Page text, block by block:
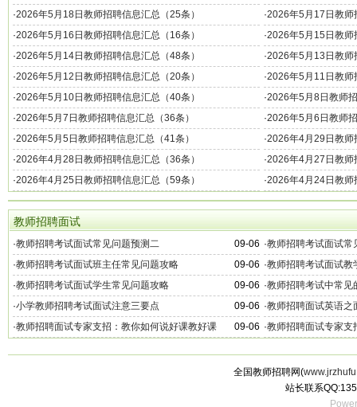
·2026年5月18日教师招聘信息汇总（25条） ·2026年5月17日教师
·2026年5月16日教师招聘信息汇总（16条） ·2026年5月15日教师
·2026年5月14日教师招聘信息汇总（48条） ·2026年5月13日教师
·2026年5月12日教师招聘信息汇总（20条） ·2026年5月11日教师
·2026年5月10日教师招聘信息汇总（40条） ·2026年5月8日教师
·2026年5月7日教师招聘信息汇总（36条） ·2026年5月6日教师
·2026年5月5日教师招聘信息汇总（41条） ·2026年4月29日教师
·2026年4月28日教师招聘信息汇总（36条） ·2026年4月27日教师
·2026年4月25日教师招聘信息汇总（59条） ·2026年4月24日教师
教师招聘面试
09-06
·教师招聘考试面试常见问题预测二 ·教师招聘考试面试常
09-06
·教师招聘考试面试班主任常见问题攻略 ·教师招聘考试面试教
09-06
·教师招聘考试面试学生常见问题攻略 ·教师招聘考试中常见
09-06
·小学教师招聘考试面试注意三要点 ·教师招聘面试英语之
09-06
·教师招聘面试专家支招：教你如何说好课教好课 ·教师招聘面试专家支
全国教师招聘网(
站长联系